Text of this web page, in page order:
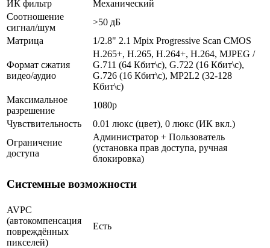
ИК фильтр
Механический
Соотношение
сигнал/шум
>50 дБ
Матрица
1/2.8" 2.1 Mpix Progressive Scan CMOS
Формат сжатия
видео/аудио
H.265+, H.265, H.264+, H.264, MJPEG /
G.711 (64 Кбит\с), G.722 (16 Кбит\с),
G.726 (16 Кбит\с), MP2L2 (32-128
Кбит\с)
Максимальное
разрешение
1080p
Чувствительность
0.01 люкс (цвет), 0 люкс (ИК вкл.)
Ограничение
доступа
Администратор + Пользователь
(установка прав доступа, ручная
блокировка)
Системные возможности
AVPC
(автокомпенсация
повреждённых
пикселей)
Есть